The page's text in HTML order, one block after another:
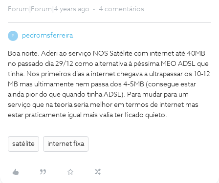
Forum|Forum|4 years ago 4 comentários
P pedromsferreira
Boa noite. Aderi ao serviço NOS Satélite com internet até 40MB
no passado dia 29/12 como alternativa à péssima MEO ADSL que
tinha. Nos primeiros dias a internet chegava a ultrapassar os 10-12
MB mas ultimamente nem passa dos 4-5MB (consegue estar
ainda pior do que quando tinha ADSL). Para mudar para um
serviço que na teoria seria melhor em termos de internet mas
estar praticamente igual mais valia ter ficado quieto.
satélite internet fixa